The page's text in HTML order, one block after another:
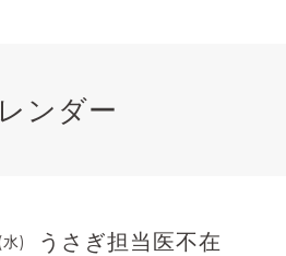
ンダー
) うさぎ担当医不在